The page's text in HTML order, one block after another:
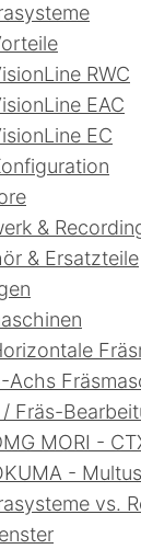
RWC
EAC
EC
&
& Ersatzteile
Achs
Fräs-
MORI -
-
vs.